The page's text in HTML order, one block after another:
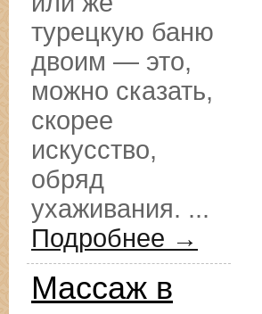
турецкую баню
двоим — это,
можно сказать,
скорее
искусство,
обряд
ухаживания. ...
Подробнее →
Массаж в